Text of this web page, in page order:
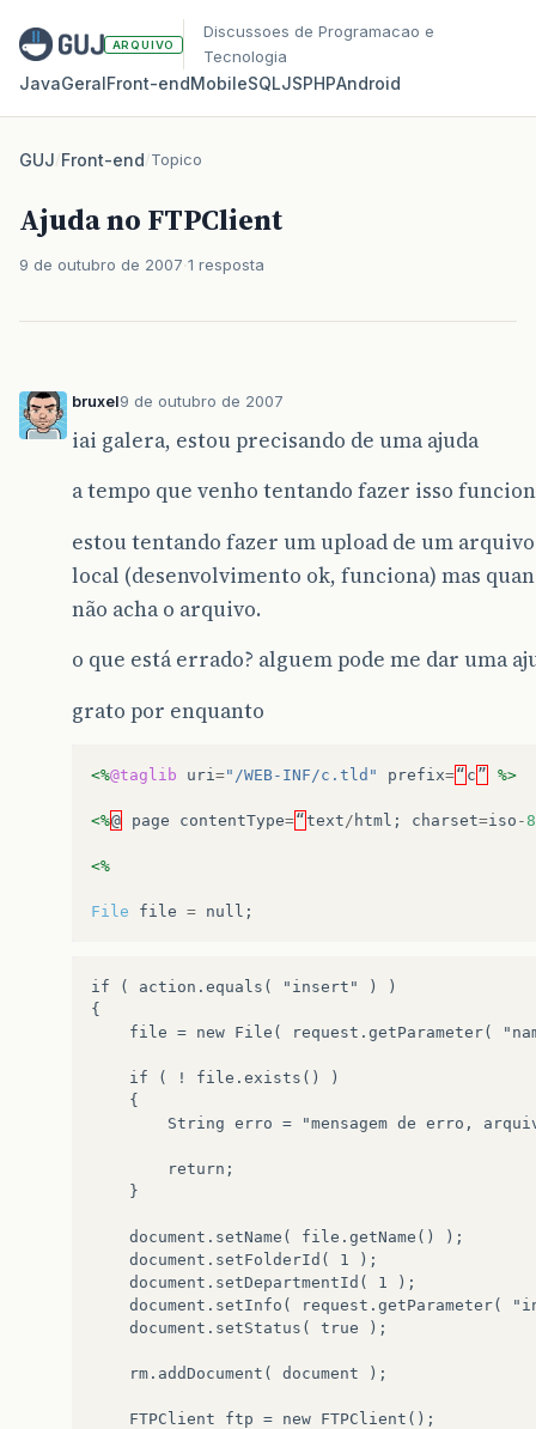
ARQUIVO
Discussoes de Programacao e
Tecnologia
JavaGeralFront‑endMobileSQLJSPHPAndroid
GUJ/Front-end/Topico
Ajuda no FTPClient
9 de outubro de 2007 1 resposta
bruxel9 de outubro de 2007
iai galera, estou precisando de uma ajuda
a tempo que venho tentando fazer isso
estou tentando fazer um upload de um
local (desenvolvimento ok, funciona) mas
não acha o arquivo.
o que está errado? alguem pode me dar uma
grato por enquanto
<%@taglib uri="/WEB-INF/c.tld" prefix=“ c ” %>
<%@ page contentType=“ text/ html ; charset=iso -
<%
File file = null ;
if ( action.equals( "insert" ) )
{
file = new File( request.getParameter(
    if ( ! file.exists() )
    {
String erro = "mensagem de erro,
        return;
    }
    document.setName( file.getName() );
    document.setFolderId( 1 );